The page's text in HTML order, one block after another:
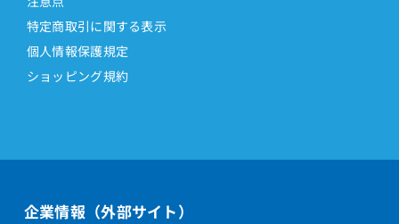
特定商取引に関する表示
個人情報保護規定
ショッピング規約
企業情報（外部サイト）